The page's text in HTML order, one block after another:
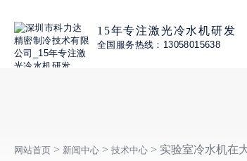
15年专注激光冷水机研发
全国服务热线：13058015638
网站首页 > 新闻中心 > 技术中心 > 实验室冷水机在